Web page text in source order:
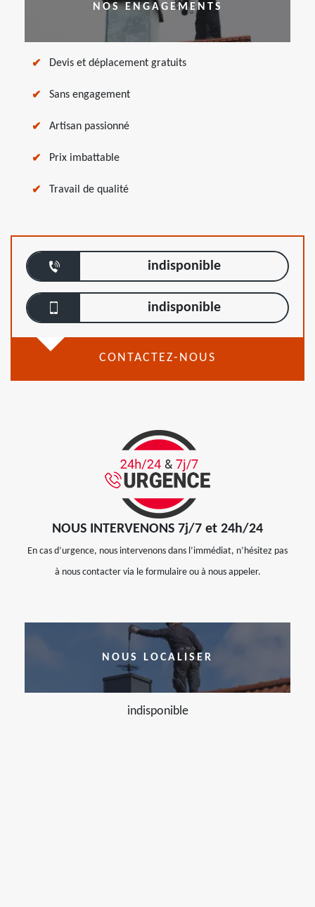
NOS ENGAGEMENTS
Devis et déplacement gratuits
Sans engagement
Artisan passionné
Prix imbattable
Travail de qualité
indisponible
indisponible
CONTACTEZ-NOUS
NOUS INTERVENONS 7j/7 et 24h/24
En cas d’urgence, nous intervenons dans l’immédiat, n’hésitez pas
à nous contacter via le formulaire ou à nous appeler.
NOUS LOCALISER
indisponible